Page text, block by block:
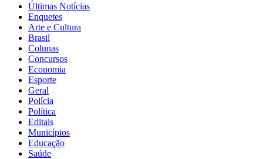
Últimas Notícias
Enquetes
Arte e Cultura
Brasil
Colunas
Concursos
Economia
Esporte
Geral
Polícia
Política
Editais
Municípios
Educação
Saúde